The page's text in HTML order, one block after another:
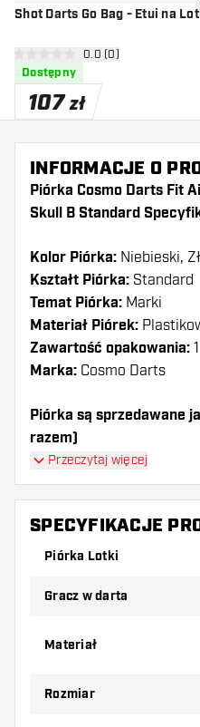
Shot Darts Go Bag - Etui na
otwórz panel recenzji
0 gwiazdki oceny0.0 (0)
Dostępny
107 zł
INFORMACJE O
Piórka Cosmo Darts Fit
Skull B Standard
Kolor Piórka: Niebieski,
Kształt Piórka: Standard
Temat Piórka: Marki
Materiał Piórek:
Zawartość opakowania:
Marka: Cosmo Darts
Piórka są sprzedawane
razem)
Piórka Cosmo Darts Fit
Skull B Standard mają
mogą być używane tylko
Dartshopper tip!
Upewnij się, że masz
złamane w wyniku
piórek, aby dowiedzieć
Przeczytaj więcej
SPECYFIKACJE
Piórka Lotki
Gracz w darta
Materiał
Rozmiar